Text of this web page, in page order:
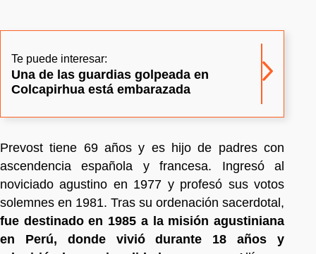
Te puede interesar:
Una de las guardias golpeada en
Colcapirhua está embarazada
Prevost tiene 69 años y es hijo de padres con
ascendencia española y francesa. Ingresó al
noviciado agustino en 1977 y profesó sus votos
solemnes en 1981. Tras su ordenación sacerdotal,
fue destinado en 1985 a la misión agustiniana
en Perú, donde vivió durante 18 años y